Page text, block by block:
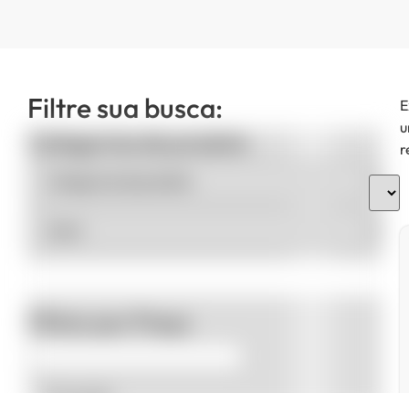
Filtre sua busca:
Categorias de produto